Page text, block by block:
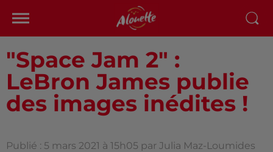
"Space Jam 2" :
LeBron James publie
des images inédites !
Publié : 5 mars 2021 à 15h05 par Julia Maz-Loumides